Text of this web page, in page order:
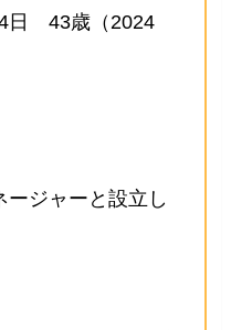
日 43歳（2024
ジャーと設立し